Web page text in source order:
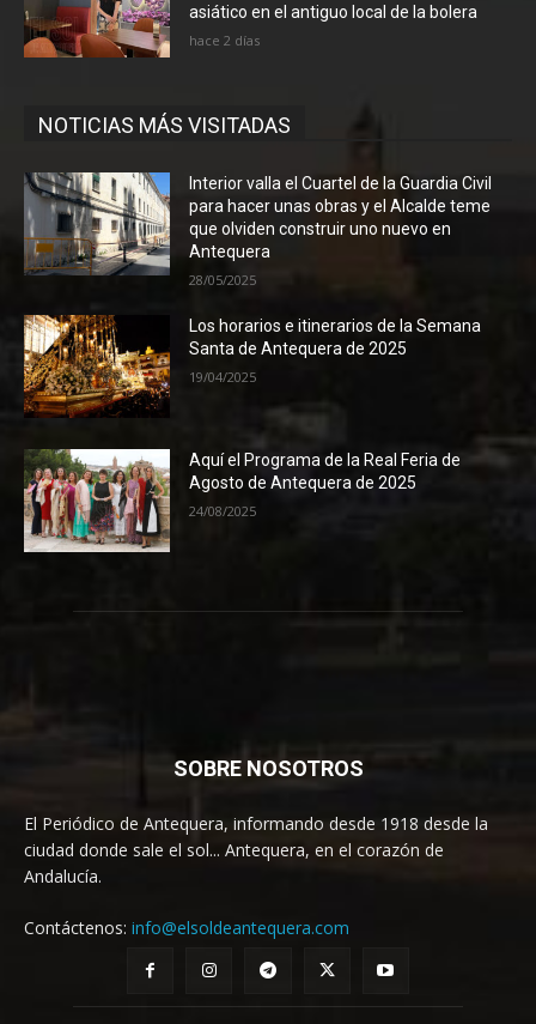
asiático en el antiguo local de la bolera
hace 2 días
NOTICIAS MÁS VISITADAS
Interior valla el Cuartel de la Guardia Civil
para hacer unas obras y el Alcalde teme
que olviden construir uno nuevo en
Antequera
28/05/2025
Los horarios e itinerarios de la Semana
Santa de Antequera de 2025
19/04/2025
Aquí el Programa de la Real Feria de
Agosto de Antequera de 2025
24/08/2025
SOBRE NOSOTROS
El Periódico de Antequera, informando desde 1918 desde la
ciudad donde sale el sol... Antequera, en el corazón de
Andalucía.
Contáctenos: info@elsoldeantequera.com